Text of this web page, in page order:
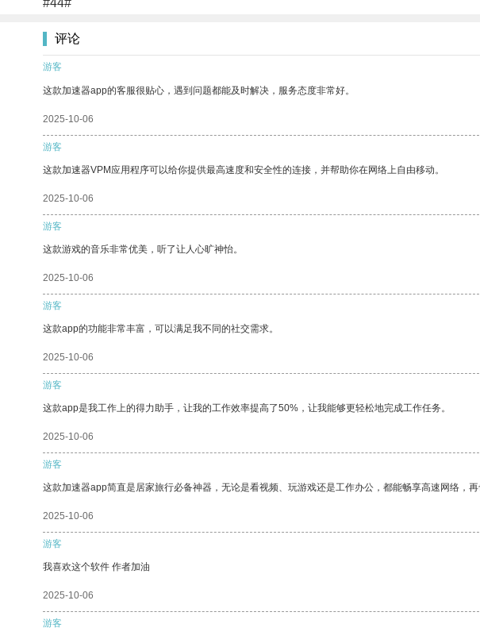
#44#
评论
游客
这款加速器app的客服很贴心，遇到问题都能及时解决，服务态度非常好。
2025-10-06
游客
这款加速器VPM应用程序可以给你提供最高速度和安全性的连接，并帮助你在网络上自由移动。
2025-10-06
游客
这款游戏的音乐非常优美，听了让人心旷神怡。
2025-10-06
游客
这款app的功能非常丰富，可以满足我不同的社交需求。
2025-10-06
游客
这款app是我工作上的得力助手，让我的工作效率提高了50%，让我能够更轻松地完成工作任务。
2025-10-06
游客
这款加速器app简直是居家旅行必备神器，无论是看视频、玩游戏还是工作办公，都能畅享高速网络，再
2025-10-06
游客
我喜欢这个软件 作者加油
2025-10-06
游客